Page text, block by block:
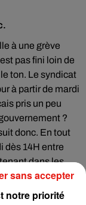
à une grève
pas fini loin de
ton. Le syndicat
à partir de mardi
pris un peu
?
donc. En tout
dès 14H entre
dans les
civile appellent à
notre priorité
sans accepter